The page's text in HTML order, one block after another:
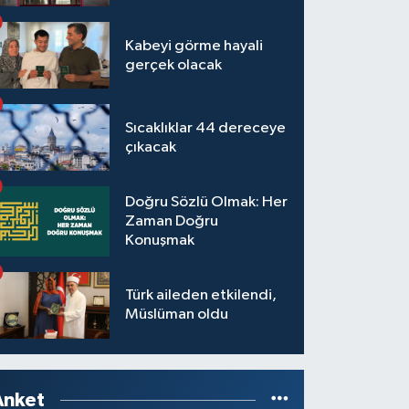
Kabeyi görme hayali
gerçek olacak
Sıcaklıklar 44 dereceye
çıkacak
Doğru Sözlü Olmak: Her
Zaman Doğru
Konuşmak
Türk aileden etkilendi,
Müslüman oldu